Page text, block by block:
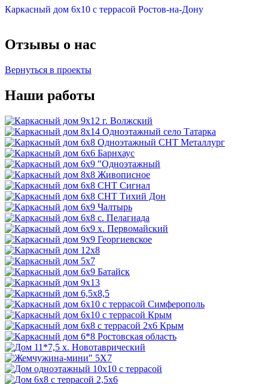
Каркасный дом 6х10 с террасой Ростов-на-Дону
Отзывы о нас
Вернуться в проекты
Наши работы